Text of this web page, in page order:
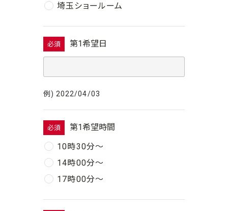
埼玉ショールーム
必須 第1希望日
例) 2022/04/03
必須
第1希望時間
10時30分〜
14時00分〜
17時00分〜